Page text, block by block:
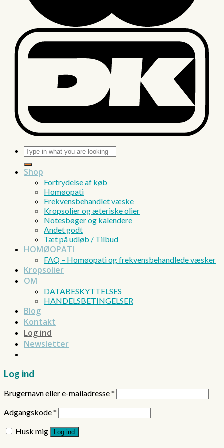
Søg
efter:
Shop
Fortrydelse af køb
Homøopati
Frekvensbehandlet væske
Kropsolier og æteriske olier
Notesbøger og kalendere
Andet godt
Tæt på udløb / Tilbud
HOMØOPATI
FAQ – Homøopati og frekvensbehandlede væsker
Kropsolier
OM
DATABESKYTTELSES
HANDELSBETINGELSER
Blog
Kontakt
Log ind
Newsletter
Log ind
Brugernavn eller e-mailadresse*
Adgangskode*
Husk mig
Log ind